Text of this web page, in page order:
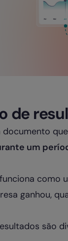
de
um
como
ganhou,
são